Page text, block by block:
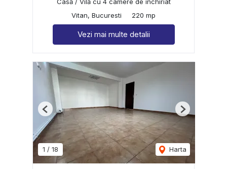
Vitan, Bucuresti
220 mp
Vezi mai multe detalii
1 / 18 Harta
Previous Next